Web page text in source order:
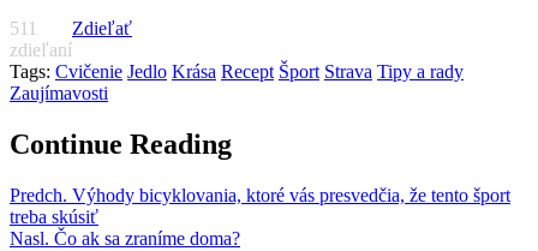
511
zdieľaní
Zdieľať
Tags: Cvičenie Jedlo Krása Recept Šport Strava Tipy a rady
Zaujímavosti
Continue Reading
Predch. Výhody bicyklovania, ktoré vás presvedčia, že tento šport
treba skúsiť
Nasl. Čo ak sa zraníme doma?